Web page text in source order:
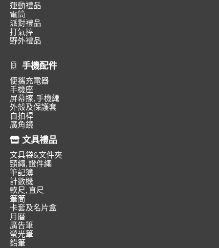
運動禮品
電筒
派對禮品
打氣捧
野外禮品
手機配件
便攜充電器
手機座
屏幕擦, 手機繩
外殼及保護套
自拍桿
廣角鏡
文具禮品
文具袋&文件夾
頸繩, 證件繩
筆記簿
計數機
軟尺, 直尺
筆筒
卡套及名片盒
月曆
廣告筆
螢光筆
鉛筆